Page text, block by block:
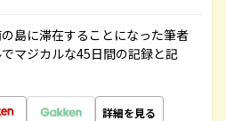
島に滞在することになった筆者
マジカルな45日間の記録と記
詳細を見る